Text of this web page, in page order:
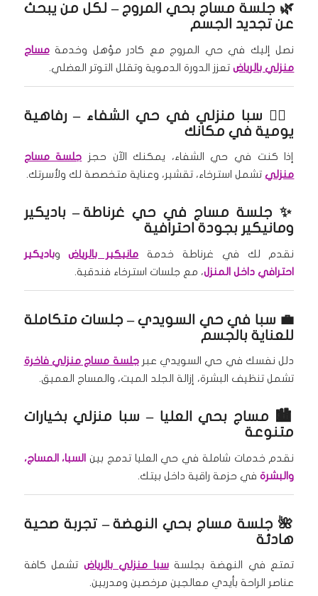
🌿 جلسة مساج بحي المروج – لكل من يبحث
عن تجديد الجسم
نصل إليك في حي المروج مع كادر مؤهل وخدمةمساج
منزلي بالرياضتعزز الدورة الدموية وتقلل التوتر العضلي.
🧘‍♀️ سبا منزلي في حي الشفاء – رفاهية
يومية في مكانك
إذا كنت في حي الشفاء، يمكنك الآن حجز جلسة مساج
منزليتشمل استرخاء، تقشير، وعناية متخصصة لك ولأسرتك.
✨ جلسة مساج في حي غرناطة– باديكير
ومانيكير بجودة احترافية
نقدم لك في غرناطة خدمة مانيكير بالرياضوباديكير
احترافي داخل المنزل، مع جلسات استرخاء فندقية.
💼 سبا في حي السويدي– جلسات متكاملة
للعناية بالجسم
دلل نفسك في حي السويدي عبرجلسة مساج منزلي فاخرة
تشمل تنظيف البشرة، إزالة الجلد الميت، والمساج العميق.
🏙️ مساج بحي العليا – سبا منزلي بخيارات
متنوعة
نقدم خدمات شاملة في حي العليا تدمج بين السبا، المساج،
والبشرةفي حزمة راقية داخل بيتك.
🌺 جلسة مساج بحي النهضة– تجربة صحية
هادئة
تمتع في النهضة بجلسةسبا منزلي بالرياضتشمل كافة
عناصر الراحة بأيدي معالجين مرخصين ومدربين.